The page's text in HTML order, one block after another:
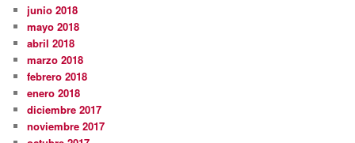
junio 2018
mayo 2018
abril 2018
marzo 2018
febrero 2018
enero 2018
diciembre 2017
noviembre 2017